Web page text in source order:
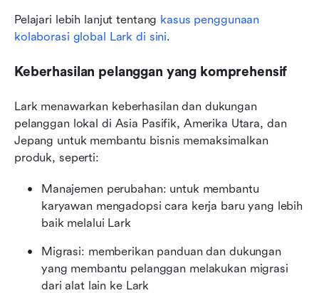
Pelajari lebih lanjut tentang kasus penggunaan
kolaborasi global Lark di sini.
Keberhasilan pelanggan yang komprehensif
Lark menawarkan keberhasilan dan dukungan
pelanggan lokal di Asia Pasifik, Amerika Utara, dan
Jepang untuk membantu bisnis memaksimalkan
produk, seperti:
Manajemen perubahan: untuk membantu
karyawan mengadopsi cara kerja baru yang lebih
baik melalui Lark
Migrasi: memberikan panduan dan dukungan
yang membantu pelanggan melakukan migrasi
dari alat lain ke Lark